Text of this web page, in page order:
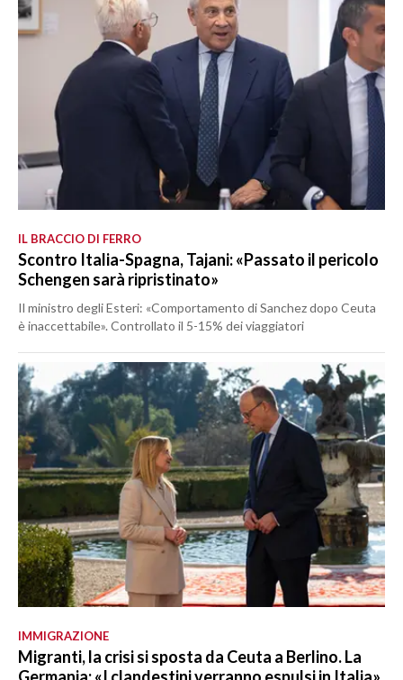
IL BRACCIO DI FERRO
Scontro Italia-Spagna, Tajani: «Passato il pericolo
Schengen sarà ripristinato»
Il ministro degli Esteri: «Comportamento di Sanchez dopo Ceuta
è inaccettabile». Controllato il 5-15% dei viaggiatori
IMMIGRAZIONE
Migranti, la crisi si sposta da Ceuta a Berlino. La
Germania: «I clandestini verranno espulsi in Italia»